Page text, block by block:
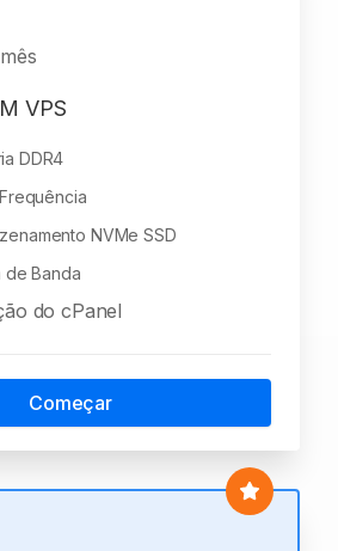
VPS
DDR4
NVMe SSD
de Banda
do cPanel
Começar